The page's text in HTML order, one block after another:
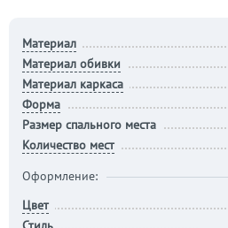
Материал
Материал обивки
Материал каркаса
Форма
Размер спального места
Количество мест
Оформление:
Цвет